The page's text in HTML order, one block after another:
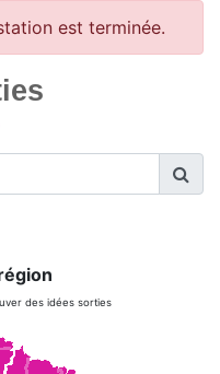
est terminée.
des idées sorties